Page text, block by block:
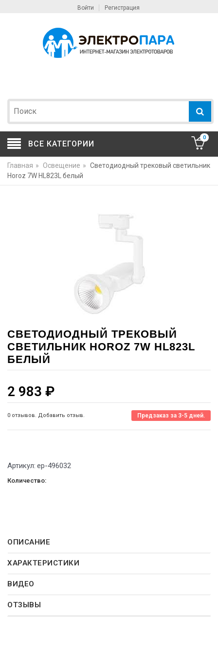
Войти Регистрация
ВСЕ КАТЕГОРИИ
0
Главная » Освещение » Светодиодный трековый светильник
Horoz 7W HL823L белый
СВЕТОДИОДНЫЙ ТРЕКОВЫЙ
СВЕТИЛЬНИК HOROZ 7W HL823L
БЕЛЫЙ
2 983 ₽
0 отзывов. Добавить отзыв. Предзаказ за 3-5 дней.
Артикул: ep-496032
Количество:
ОПИСАНИЕ
ХАРАКТЕРИСТИКИ
ВИДЕО
ОТЗЫВЫ